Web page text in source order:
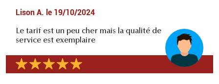
Lison A. le 19/10/2024
Le tarif est un peu cher mais la qualité de
service est exemplaire